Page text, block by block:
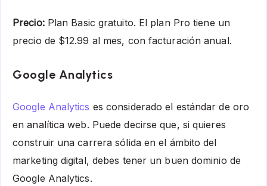
Precio: Plan Basic gratuito. El plan Pro tiene un
precio de $12.99 al mes, con facturación anual.
Google Analytics
Google Analytics es considerado el estándar de oro
en analítica web. Puede decirse que, si quieres
construir una carrera sólida en el ámbito del
marketing digital, debes tener un buen dominio de
Google Analytics.